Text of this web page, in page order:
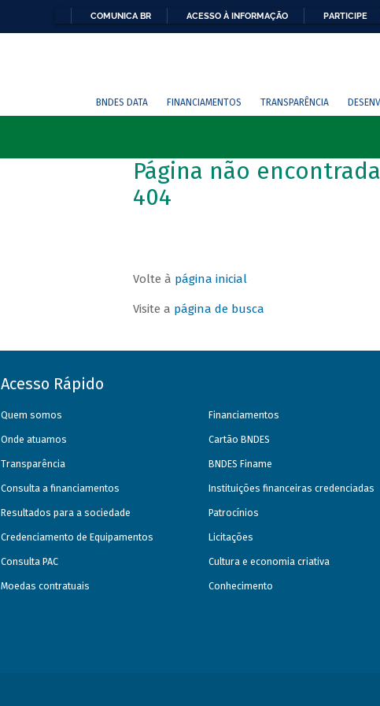
COMUNICA BR ACESSO À INFORMAÇÃO PARTICIPE
BNDES DATA FINANCIAMENTOS TRANSPARÊNCIA
Página não
404
Volte à página inicial
Visite a página de busca
Acesso Rápido
Quem somos
Onde atuamos
Transparência
Consulta a financiamentos
Resultados para a sociedade
Credenciamento de Equipamentos
Consulta PAC
Moedas contratuais
Financiamentos
Cartão BNDES
BNDES Finame
Instituições financeiras credenciadas
Patrocínios
Licitações
Cultura e economia criativa
Conhecimento